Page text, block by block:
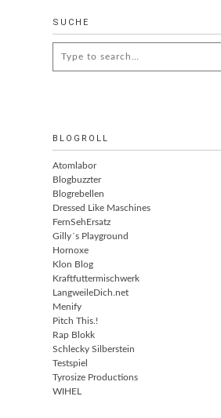
SUCHE
for:
BLOGROLL
Atomlabor
Blogbuzzter
Blogrebellen
Dressed Like Maschines
FernSehErsatz
Gilly´s Playground
Hornoxe
Klon Blog
Kraftfuttermischwerk
LangweileDich.net
Menify
Pitch This.!
Rap Blokk
Schlecky Silberstein
Testspiel
Tyrosize Productions
WIHEL